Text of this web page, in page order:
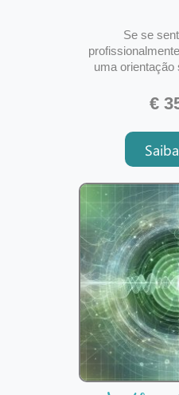
Se se
uma orientação
análise
diagnóstico do
neste
tende a se
extraindo também
€